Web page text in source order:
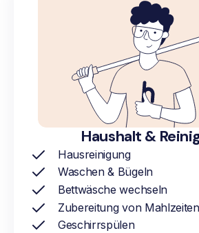
Haushalt &
Hausreinigung
Waschen & Bügeln
Bettwäsche wechseln
Zubereitung von Mahlzeiten
Geschirrspülen